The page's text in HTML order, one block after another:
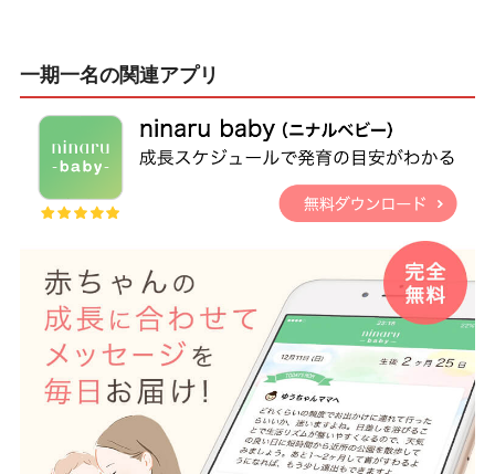
一期一名の関連アプリ